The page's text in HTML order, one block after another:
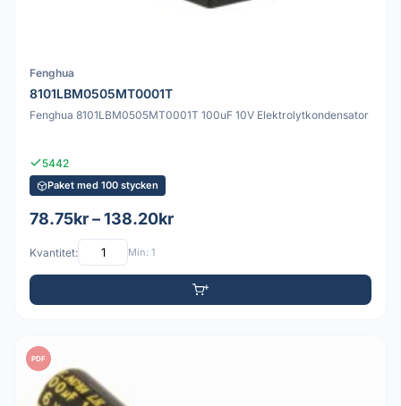
Fenghua
8101LBM0505MT0001T
Fenghua 8101LBM0505MT0001T 100uF 10V Elektrolytkondensator
5442
Paket med 100 stycken
78.75kr – 138.20kr
Kvantitet: Min: 1
PDF